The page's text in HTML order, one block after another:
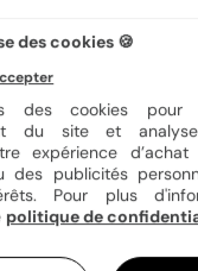
des cookies 🍪
des cookies
du site et
expérience
des publicités
Pour plus
politique de